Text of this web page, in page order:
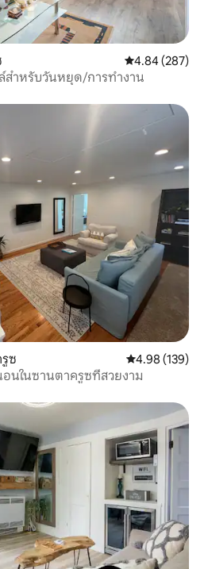
คะแนนเฉลี่ย
4.84 (287)
ำหรับวันหยุด/การทำงาน
ซ คะแนนเฉลี่ย
4.98 (139)
นในซานตาครูซที่สวยงาม